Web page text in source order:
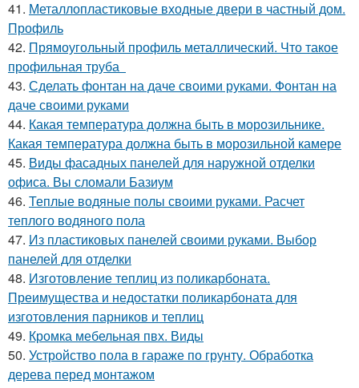
41. Металлопластиковые входные двери в частный дом.
Профиль
42. Прямоугольный профиль металлический. Что такое
профильная труба
43. Сделать фонтан на даче своими руками. Фонтан на
даче своими руками
44. Какая температура должна быть в морозильнике.
Какая температура должна быть в морозильной камере
45. Виды фасадных панелей для наружной отделки
офиса. Вы сломали Базиум
46. Теплые водяные полы своими руками. Расчет
теплого водяного пола
47. Из пластиковых панелей своими руками. Выбор
панелей для отделки
48. Изготовление теплиц из поликарбоната.
Преимущества и недостатки поликарбоната для
изготовления парников и теплиц
49. Кромка мебельная пвх. Виды
50. Устройство пола в гараже по грунту. Обработка
дерева перед монтажом